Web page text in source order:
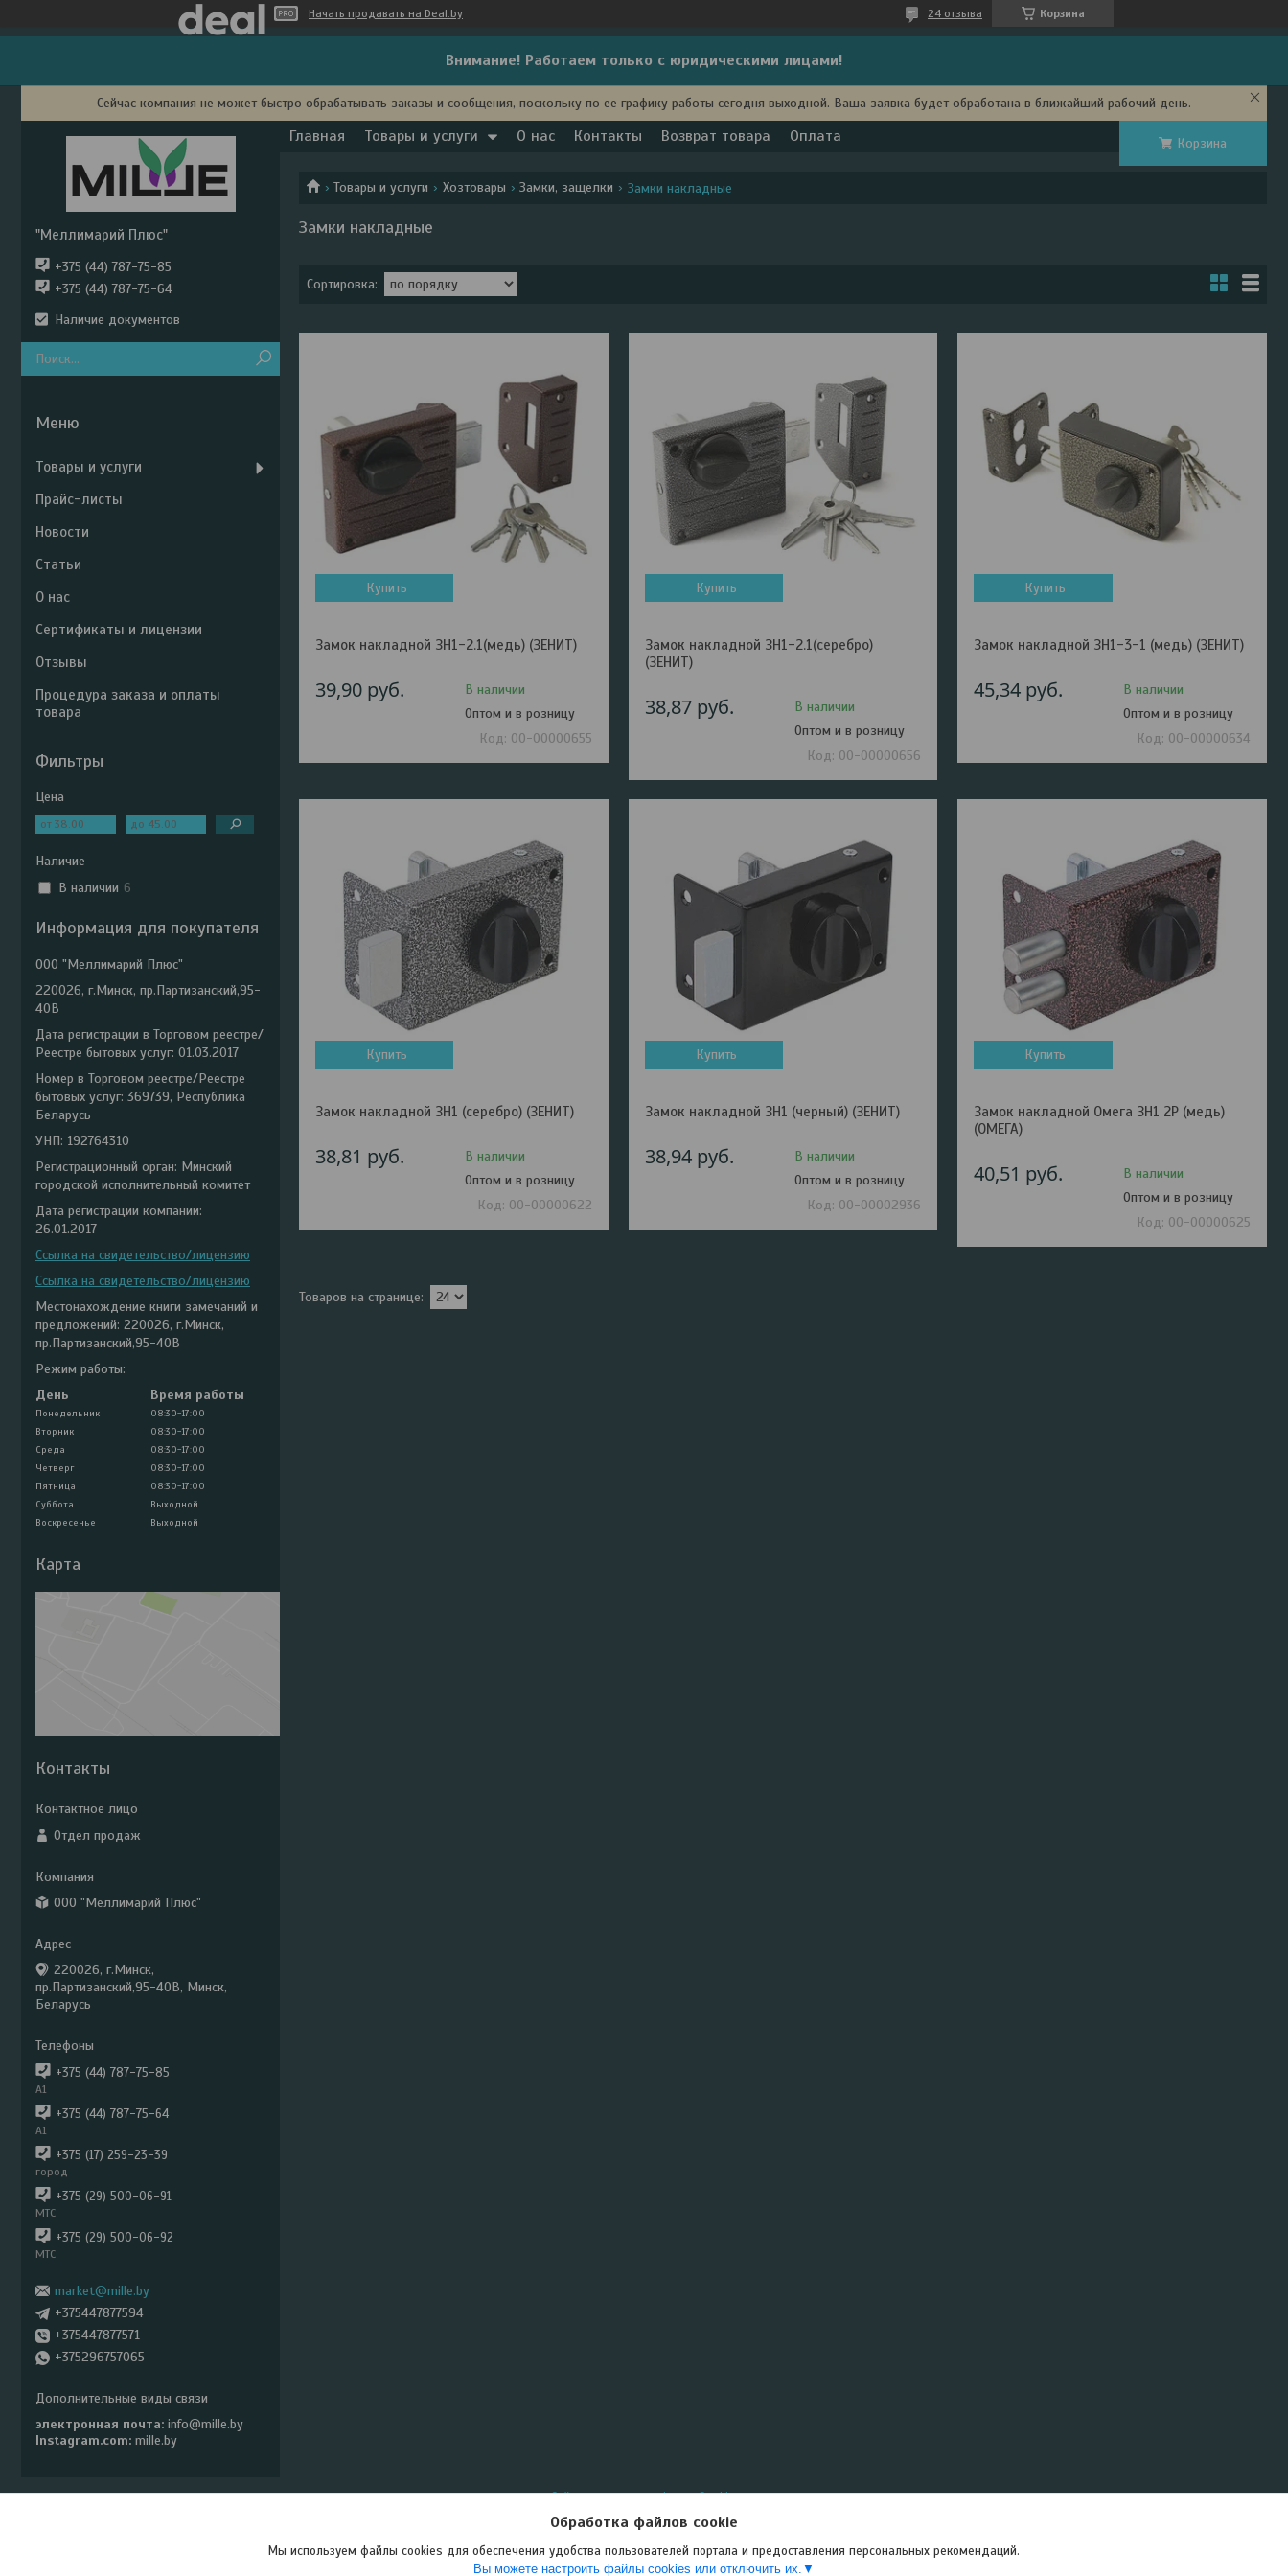
Начать продавать на Deal.by Корзина
24 отзыва
Внимание! Работаем только с юридическими лицами!
Сейчас компания не может быстро обрабатывать заказы и сообщения, поскольку по ее графику работы сегодня выходной. Ваша заявка будет обработана в ближайший рабочий день.
Главная Товары и услуги О нас Контакты Возврат товара Оплата Корзина
Товары и услуги Хозтовары Замки, защелки Замки накладные
Замки накладные
Купить
Замок накладной ЗН1-2.1(медь) (ЗЕНИТ)
39,90 руб.
В наличии
Оптом и в розницу
00-00000655
Купить
Замок накладной ЗН1-2.1(серебро)
(ЗЕНИТ)
38,87 руб.
В наличии
Оптом и в розницу
00-00000656
Купить
Замок накладной ЗН1-3-1 (медь) (ЗЕНИТ)
45,34 руб.
В наличии
Оптом и в розницу
00-00000634
Купить
Замок накладной ЗН1 (серебро) (ЗЕНИТ)
38,81 руб.
В наличии
Оптом и в розницу
00-00000622
Купить
Замок накладной ЗН1 (черный) (ЗЕНИТ)
38,94 руб.
В наличии
Оптом и в розницу
00-00002936
Купить
Замок накладной Омега ЗН1 2Р (медь)
(ОМЕГА)
40,51 руб.
В наличии
Оптом и в розницу
00-00000625
"Меллимарий Плюс"
+375 (44) 787-75-85
+375 (44) 787-75-64
Наличие документов
Товары и услуги
Прайс-листы
Новости
Статьи
О нас
Сертификаты и лицензии
Отзывы
Процедура заказа и оплаты
товара
Фильтры
Цена
Наличие
В наличии 6
Информация для покупателя
ООО "Меллимарий Плюс"
220026, г.Минск, пр.Партизанский,95-
40В
Дата регистрации в Торговом реестре/
Реестре бытовых услуг: 01.03.2017
Номер в Торговом реестре/Реестре
бытовых услуг: 369739, Республика
Беларусь
УНП: 192764310
Регистрационный орган: Минский
городской исполнительный комитет
Дата регистрации компании:
26.01.2017
Ссылка на свидетельство/лицензию
Ссылка на свидетельство/лицензию
Местонахождение книги замечаний и
предложений: 220026, г.Минск,
пр.Партизанский,95-40В
Режим работы:
День
Время работы
Понедельник
08:30-17:00
Вторник
08:30-17:00
Среда
08:30-17:00
Четверг
08:30-17:00
Пятница
08:30-17:00
Суббота
Выходной
Воскресенье
Выходной
Карта
Контакты
Отдел продаж
ООО "Меллимарий Плюс"
220026, г.Минск,
пр.Партизанский,95-40В, Минск,
Беларусь
+375 (44) 787-75-85
А1
+375 (44) 787-75-64
А1
+375 (17) 259-23-39
город
+375 (29) 500-06-91
МТС
+375 (29) 500-06-92
МТС
market@mille.by
+375447877594
+375447877571
+375296757065
электронная почта info@mille.by
Instagram.com mille.by
Сайт создан на платформе Deal.by
Обработка файлов cookie
Мы используем файлы cookies для обеспечения удобства пользователей портала и предоставления персональных рекомендаций.
Вы можете настроить файлы cookies или отключить их.
ООО "Меллимарий Плюс" |Пожаловаться на контент
Select Language ▼